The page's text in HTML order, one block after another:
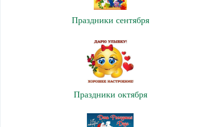
Праздники сентября
Праздники октября